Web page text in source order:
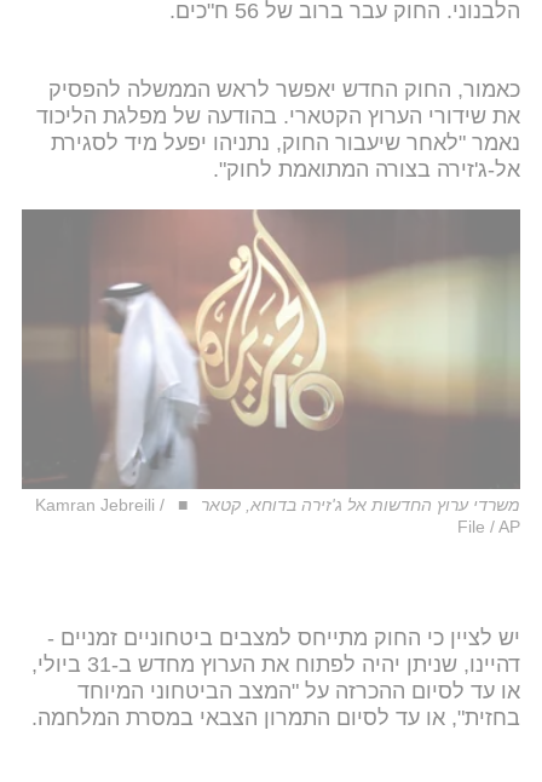
הלבנוני. החוק עבר ברוב של 56 ח"כים.
כאמור, החוק החדש יאפשר לראש הממשלה להפסיק
את שידורי הערוץ הקטארי. בהודעה של מפלגת הליכוד
נאמר "לאחר שיעבור החוק, נתניהו יפעל מיד לסגירת
אל-ג'זירה בצורה המתואמת לחוק".
משרדי ערוץ החדשות אל ג'זירה בדוחא, קטאר
Kamran Jebreili /
File / AP
יש לציין כי החוק מתייחס למצבים ביטחוניים זמניים -
דהיינו, שניתן יהיה לפתוח את הערוץ מחדש ב-31 ביולי,
או עד לסיום ההכרזה על "המצב הביטחוני המיוחד
בחזית", או עד לסיום התמרון הצבאי במסרת המלחמה.